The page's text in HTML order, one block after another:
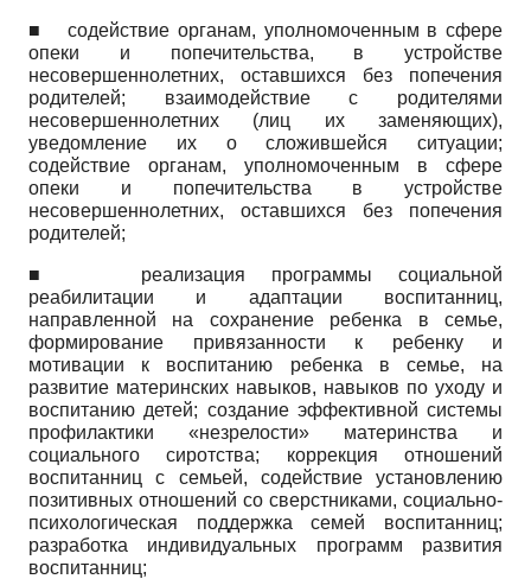
■ содействие органам, уполномоченным в сфере
опеки и попечительства, в устройстве
несовершеннолетних, оставшихся без попечения
родителей; взаимодействие с родителями
несовершеннолетних (лиц их заменяющих),
уведомление их о сложившейся ситуации;
содействие органам, уполномоченным в сфере
опеки и попечительства в устройстве
несовершеннолетних, оставшихся без попечения
родителей;
■ реализация программы социальной
реабилитации и адаптации воспитанниц,
направленной на сохранение ребенка в семье,
формирование привязанности к ребенку и
мотивации к воспитанию ребенка в семье, на
развитие материнских навыков, навыков по уходу и
воспитанию детей; создание эффективной системы
профилактики «незрелости» материнства и
социального сиротства; коррекция отношений
воспитанниц с семьей, содействие установлению
позитивных отношений со сверстниками, социально-
психологическая поддержка семей воспитанниц;
разработка индивидуальных программ развития
воспитанниц;